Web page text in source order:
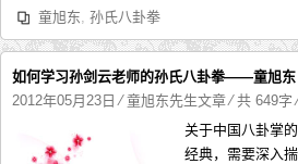
童旭东, 孙氏八卦拳
如何学习孙剑云老师的孙氏八卦拳——童旭东
2012年05月23日 ⁄童旭东先生文章⁄ 共 649字
关于中国八卦掌
经典，需要深入